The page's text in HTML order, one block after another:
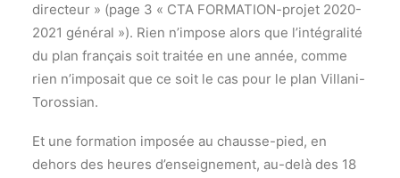
directeur » (page 3 « CTA FORMATION-projet 2020-
2021 général »). Rien n’impose alors que l’intégralité
du plan français soit traitée en une année, comme
rien n’imposait que ce soit le cas pour le plan Villani-
Torossian.
Et une formation imposée au chausse-pied, en
dehors des heures d’enseignement, au-delà des 18